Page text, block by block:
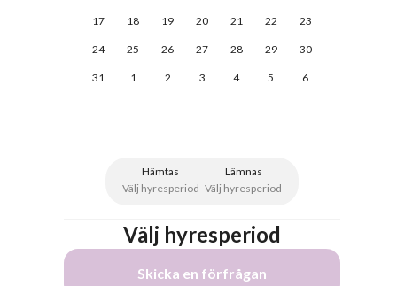
17 18 19 20 21 22 23
24 25 26 27 28 29 30
31 1 2 3 4 5 6
Hämtas
Välj hyresperiod
Lämnas
Välj hyresperiod
Välj hyresperiod
Skicka en förfrågan